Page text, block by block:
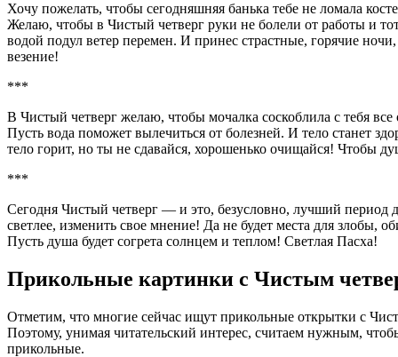
Хочу пожелать, чтобы сегодняшняя банька тебе не ломала
Желаю, чтобы в Чистый четверг руки не болели от работы и
водой подул ветер перемен. И принес страстные, горячие
везение!
***
В Чистый четверг желаю, чтобы мочалка соскоблила с тебя
Пусть вода поможет вылечиться от болезней. И тело станет
тело горит, но ты не сдавайся, хорошенько очищайся! Чтобы
***
Сегодня Чистый четверг — и это, безусловно, лучший период
светлее, изменить свое мнение! Да не будет места для злобы,
Пусть душа будет согрета солнцем и теплом! Светлая Пасха!
Прикольные картинки с Чистым
Отметим, что многие сейчас ищут прикольные открытки с
Поэтому, унимая читательский интерес, считаем нужным,
прикольные.